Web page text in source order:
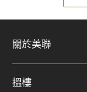
關於美聯
美聯集團
搵樓